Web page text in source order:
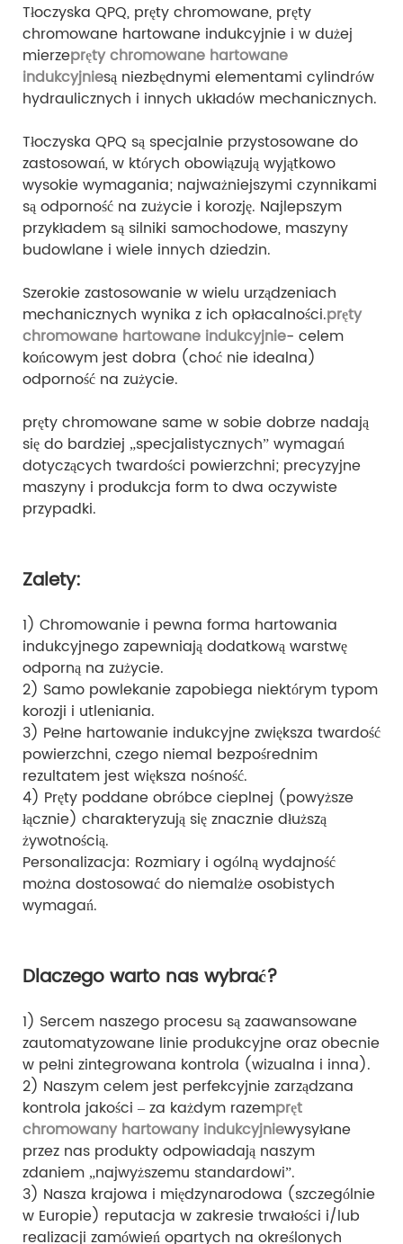
Tłoczyska QPQ, pręty chromowane, pręty
chromowane hartowane indukcyjnie i w dużej
mierzepręty chromowane hartowane
indukcyjniesą niezbędnymi elementami cylindrów
hydraulicznych i innych układów mechanicznych.
Tłoczyska QPQ są specjalnie przystosowane do
zastosowań, w których obowiązują wyjątkowo
wysokie wymagania; najważniejszymi czynnikami
są odporność na zużycie i korozję. Najlepszym
przykładem są silniki samochodowe, maszyny
budowlane i wiele innych dziedzin.
Szerokie zastosowanie w wielu urządzeniach
mechanicznych wynika z ich opłacalności.pręty
chromowane hartowane indukcyjnie- celem
końcowym jest dobra (choć nie idealna)
odporność na zużycie.
pręty chromowane same w sobie dobrze nadają
się do bardziej „specjalistycznych” wymagań
dotyczących twardości powierzchni; precyzyjne
maszyny i produkcja form to dwa oczywiste
przypadki.
Zalety:
1) Chromowanie i pewna forma hartowania
indukcyjnego zapewniają dodatkową warstwę
odporną na zużycie.
2) Samo powlekanie zapobiega niektórym typom
korozji i utleniania.
3) Pełne hartowanie indukcyjne zwiększa twardość
powierzchni, czego niemal bezpośrednim
rezultatem jest większa nośność.
4) Pręty poddane obróbce cieplnej (powyższe
łącznie) charakteryzują się znacznie dłuższą
żywotnością.
Personalizacja: Rozmiary i ogólną wydajność
można dostosować do niemalże osobistych
wymagań.
Dlaczego warto nas wybrać?
1) Sercem naszego procesu są zaawansowane
zautomatyzowane linie produkcyjne oraz obecnie
w pełni zintegrowana kontrola (wizualna i inna).
2) Naszym celem jest perfekcyjnie zarządzana
kontrola jakości – za każdym razempręt
chromowany hartowany indukcyjniewysyłane
przez nas produkty odpowiadają naszym
zdaniem „najwyższemu standardowi”.
3) Nasza krajowa i międzynarodowa (szczególnie
w Europie) reputacja w zakresie trwałości i/lub
realizacji zamówień opartych na określonych